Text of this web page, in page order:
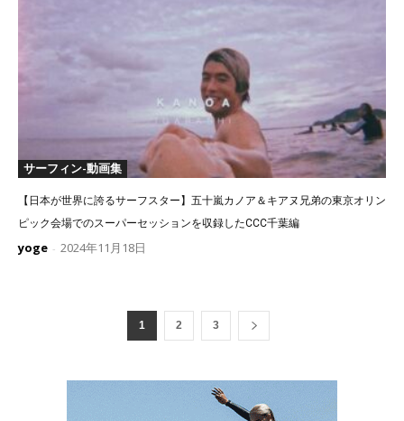
サーフィン-動画集
【日本が世界に誇るサーフスター】五十嵐カノア＆キアヌ兄弟の東京オリン
ピック会場でのスーパーセッションを収録したCCC千葉編
yoge - 2024年11月18日
1 2 3